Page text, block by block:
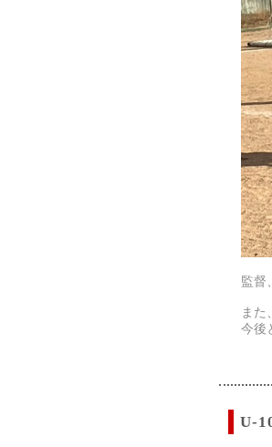
監督
また
今後
U-